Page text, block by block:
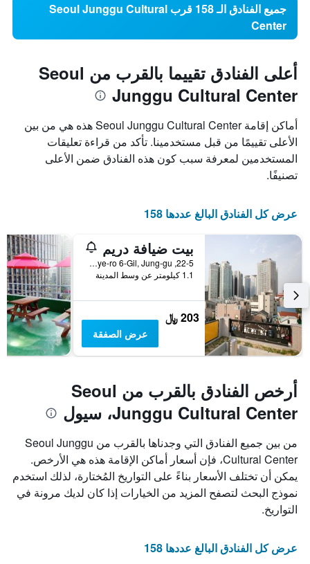
جميع الفنادق الـ 158 قرب Seoul Junggu Cultural
Center
أعلى الفنادق تقييما بالقرب من Seoul
Junggu Cultural Center
أماكن إقامة Seoul Junggu Cultural Center هذه هي من بين
الأعلى تقييمًا من قبل مستخدمينا. تأكد من قراءة تعليقات
المستخدمين لمعرفة سبب كون هذه الفنادق ضمن الأعلى
تصنيفًا.
عرض كل الفنادق البالغ عددها 158
بيت ضيافة دريم
22-5, Toegye-ro 6-Gil, Jung-gu, سيول, كوريا الجنوبية
1.1 كيلومتر عن وسط المدينة
203 ﷼
عرض الصفقة
أرخص الفنادق بالقرب من Seoul
Junggu Cultural Center، سيول
من بين جميع الفنادق التي وجدناها بالقرب من Seoul Junggu
Cultural Center، فإن أسعار أماكن الإقامة هذه هي الأرخص.
يمكن أن تختلف الأسعار بناءً على التواريخ المُختارة، لذلك استخدم
نموذج البحث لتصفح المزيد من الخيارات إذا كان لديك مرونة في
التواريخ.
عرض كل الفنادق البالغ عددها 158